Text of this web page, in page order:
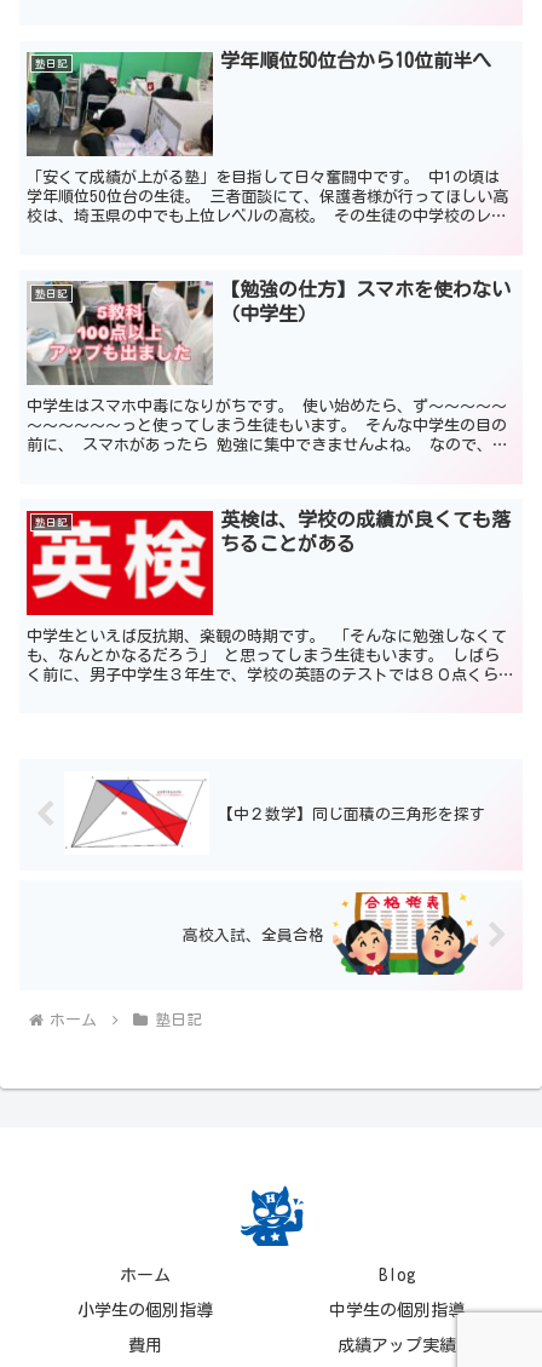
塾日記 学年順位50位台から10位前半へ
「安くて成績が上がる塾」を目指して日々奮闘中です。 中1の頃は
学年順位50位台の生徒。 三者面談にて、保護者様が行ってほしい高
校は、埼玉県の中でも上位レベルの高校。 その生徒の中学校のレベ
塾日記
【勉強の仕方】スマホを使わない
（中学生）
中学生はスマホ中毒になりがちです。 使い始めたら、ず～～～～～
～～～～～～っと使ってしまう生徒もいます。 そんな中学生の目の
前に、 スマホがあったら 勉強に集中できませんよね。 なので、
塾日記
英検は、学校の成績が良くても落
ちることがある
中学生といえば反抗期、楽観の時期です。 「そんなに勉強しなくて
も、なんとかなるだろう」 と思ってしまう生徒もいます。 しばら
く前に、男子中学生３年生で、学校の英語のテストでは８０点くらい
【中２数学】同じ面積の三角形を探す
高校入試、全員合格
ホーム 塾日記
ホーム Blog
小学生の個別指導 中学生の個別指導
費用 成績アップ実績